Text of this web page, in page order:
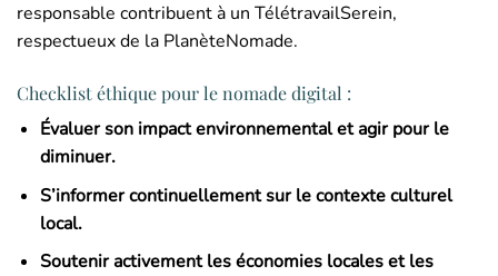
responsable contribuent à un TélétravailSerein,
respectueux de la PlanèteNomade.
Checklist éthique pour le nomade digital :
Évaluer son impact environnemental et agir pour le
diminuer.
S’informer continuellement sur le contexte culturel
local.
Soutenir activement les économies locales et les